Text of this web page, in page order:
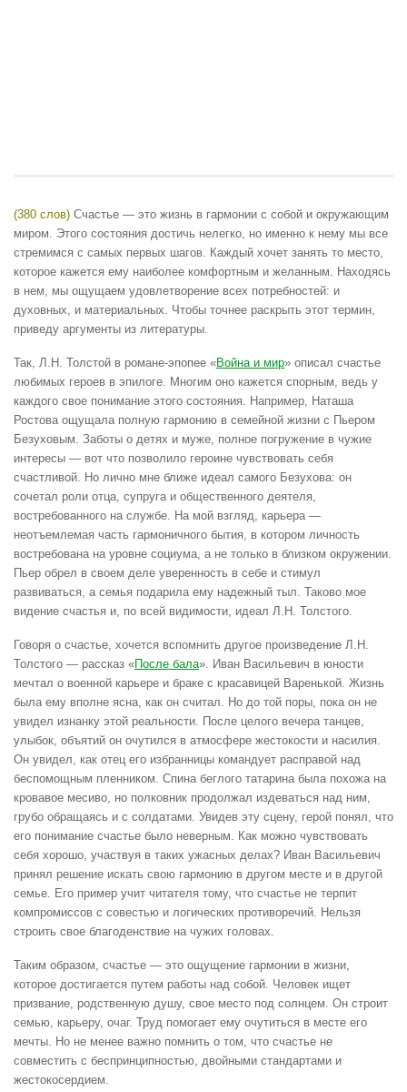
(380 слов) Счастье — это жизнь в гармонии с собой и окружающим
миром. Этого состояния достичь нелегко, но именно к нему мы все
стремимся с самых первых шагов. Каждый хочет занять то место,
которое кажется ему наиболее комфортным и желанным. Находясь
в нем, мы ощущаем удовлетворение всех потребностей: и
духовных, и материальных. Чтобы точнее раскрыть этот термин,
приведу аргументы из литературы.
Так, Л.Н. Толстой в романе-эпопее «Война и мир» описал счастье
любимых героев в эпилоге. Многим оно кажется спорным, ведь у
каждого свое понимание этого состояния. Например, Наташа
Ростова ощущала полную гармонию в семейной жизни с Пьером
Безуховым. Заботы о детях и муже, полное погружение в чужие
интересы — вот что позволило героине чувствовать себя
счастливой. Но лично мне ближе идеал самого Безухова: он
сочетал роли отца, супруга и общественного деятеля,
востребованного на службе. На мой взгляд, карьера —
неотъемлемая часть гармоничного бытия, в котором личность
востребована на уровне социума, а не только в близком окружении.
Пьер обрел в своем деле уверенность в себе и стимул
развиваться, а семья подарила ему надежный тыл. Таково мое
видение счастья и, по всей видимости, идеал Л.Н. Толстого.
Говоря о счастье, хочется вспомнить другое произведение Л.Н.
Толстого — рассказ «После бала». Иван Васильевич в юности
мечтал о военной карьере и браке с красавицей Варенькой. Жизнь
была ему вполне ясна, как он считал. Но до той поры, пока он не
увидел изнанку этой реальности. После целого вечера танцев,
улыбок, объятий он очутился в атмосфере жестокости и насилия.
Он увидел, как отец его избранницы командует расправой над
беспомощным пленником. Спина беглого татарина была похожа на
кровавое месиво, но полковник продолжал издеваться над ним,
грубо обращаясь и с солдатами. Увидев эту сцену, герой понял, что
его понимание счастье было неверным. Как можно чувствовать
себя хорошо, участвуя в таких ужасных делах? Иван Васильевич
принял решение искать свою гармонию в другом месте и в другой
семье. Его пример учит читателя тому, что счастье не терпит
компромиссов с совестью и логических противоречий. Нельзя
строить свое благоденствие на чужих головах.
Таким образом, счастье — это ощущение гармонии в жизни,
которое достигается путем работы над собой. Человек ищет
призвание, родственную душу, свое место под солнцем. Он строит
семью, карьеру, очаг. Труд помогает ему очутиться в месте его
мечты. Но не менее важно помнить о том, что счастье не
совместить с беспринципностью, двойными стандартами и
жестокосердием.